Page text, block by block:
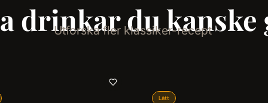
drinkar du
Utforska fler klassiker-recept
Lätt